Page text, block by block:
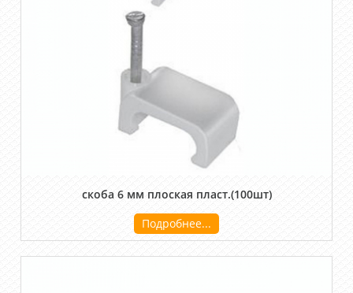
скоба 6 мм плоская пласт.(100шт)
Подробнее...